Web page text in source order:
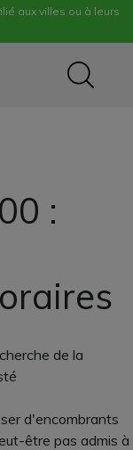
aux villes ou à leurs
:
de la
d'encombrants
être pas admis à